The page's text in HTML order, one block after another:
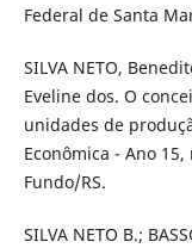
Federal de Santa
SILVA NETO,
Eveline dos. O
unidades de
Econômica - Ano
Fundo/RS.
SILVA NETO B.;